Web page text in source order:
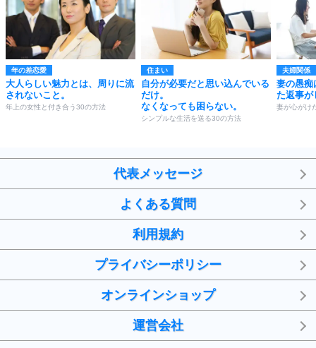
年の差恋愛
大人らしい魅力とは、周りに流
されないこと。
年上の女性と付き合う30の方法
住まい
自分が必要だと思い込んでいる
だけ。
なくなっても困らない。
シンプルな生活を送る30の方法
夫婦関係
妻の愚痴
た返事が
妻が心がけ
代表メッセージ
よくある質問
利用規約
プライバシーポリシー
オンラインショップ
運営会社